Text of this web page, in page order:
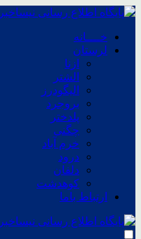
خــــانه
لرستان
ازنا
الشتر
الیگودرز
بروجرد
پلدختر
چگنی
خرم آباد
درود
دلفان
کوهدشت
ارتباط باما